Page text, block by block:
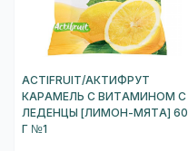
ACTIFRUIT/АКТИФРУТ
КАРАМЕЛЬ С ВИТАМИНОМ С
ЛЕДЕНЦЫ [ЛИМОН-МЯТА] 60
Г №1